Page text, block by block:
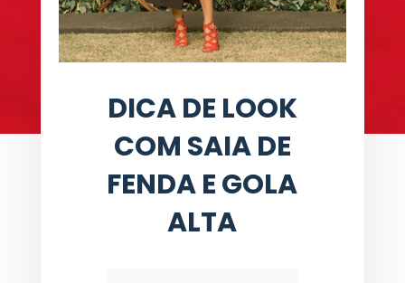
DICA DE LOOK
COM SAIA DE
FENDA E GOLA
ALTA